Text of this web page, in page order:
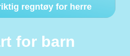
regntøy for herre
for barn